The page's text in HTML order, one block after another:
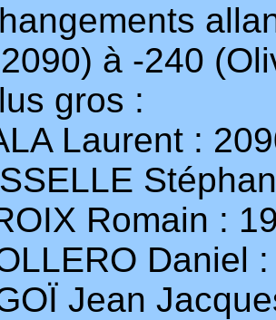
à -240
gros :
Laurent :
Romain :
Daniel
Jean